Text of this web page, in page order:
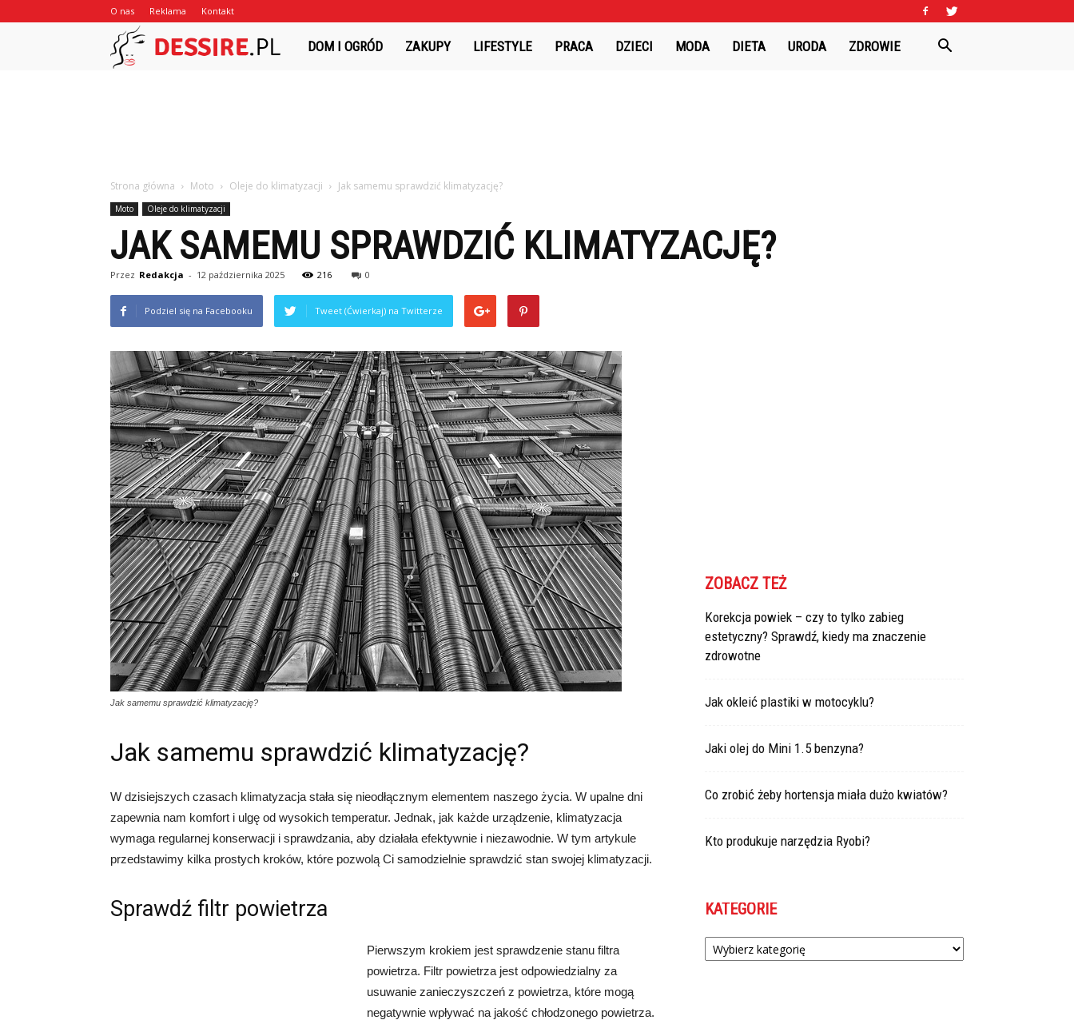
O nas Reklama Kontakt
Dessire.pl
DOM I OGRÓD ZAKUPY LIFESTYLE PRACA DZIECI MODA DIETA URODA ZDROWIE
Strona główna Moto Oleje do klimatyzacji Jak samemu sprawdzić klimatyzację?
Moto Oleje do klimatyzacji
JAK SAMEMU SPRAWDZIĆ KLIMATYZACJĘ?
Przez Redakcja - 12 października 2025 216 0
Podziel się na Facebooku Tweet (Ćwierkaj) na Twitterze
Jak samemu sprawdzić klimatyzację?
Jak samemu sprawdzić klimatyzację?
W dzisiejszych czasach klimatyzacja stała się nieodłącznym elementem naszego życia. W upalne dni
zapewnia nam komfort i ulgę od wysokich temperatur. Jednak, jak każde urządzenie, klimatyzacja
wymaga regularnej konserwacji i sprawdzania, aby działała efektywnie i niezawodnie. W tym artykule
przedstawimy kilka prostych kroków, które pozwolą Ci samodzielnie sprawdzić stan swojej klimatyzacji.
Sprawdź filtr powietrza
Pierwszym krokiem jest sprawdzenie stanu filtra
powietrza. Filtr powietrza jest odpowiedzialny za
usuwanie zanieczyszczeń z powietrza, które mogą
negatywnie wpływać na jakość chłodzonego powietrza.
ZOBACZ TEŻ
Korekcja powiek – czy to tylko zabieg
estetyczny? Sprawdź, kiedy ma znaczenie
zdrowotne
Jak okleić plastiki w motocyklu?
Jaki olej do Mini 1.5 benzyna?
Co zrobić żeby hortensja miała dużo kwiatów?
Kto produkuje narzędzia Ryobi?
KATEGORIE
Kategorie